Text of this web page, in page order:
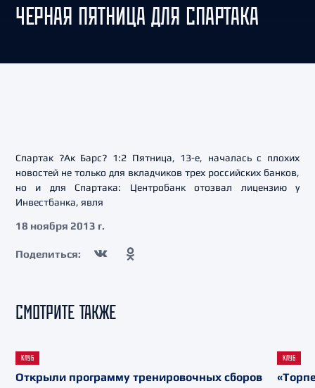
ЧЕРНАЯ ПЯТНИЦА ДЛЯ СПАРТАКА
Спартак ?Ак Барс? 1:2 Пятница, 13-е, началась с плохих
новостей не только для вкладчиков трех российских банков,
но и для Спартака: Центробанк отозвал лицензию у
Инвестбанка, явля
18 ноября 2013 г.
Поделиться:
СМОТРИТЕ ТАКЖЕ
КЛУБ
Открыли программу тренировочных сборов
КЛУБ